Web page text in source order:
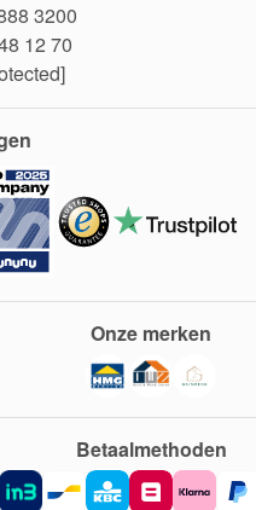
3200
12 70
Betaalmethoden
Onze merken